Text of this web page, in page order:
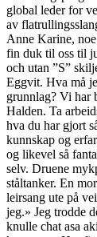
global leder for
av
Anne Karine,
fin duk til oss til
och utan ”S”
Eggvit. Hva må
grunnlag? Vi har
Halden. Ta
hva du har gjort
kunnskap og
og likevel så
selv. Druene
ståltanker. En
leirsang ute på
jeg.» Jeg trodde
knulle chat asa